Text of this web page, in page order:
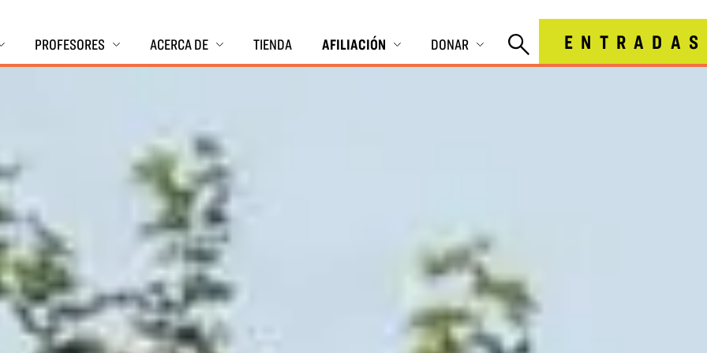
PROFESORES ACERCA DE TIENDA AFILIACIÓN DONAR ENTRADAS